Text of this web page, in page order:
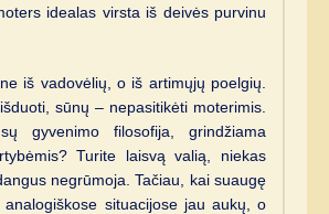
idealas virsta iš deivės purvinu
iš vadovėlių, o iš artimųjų poelgių.
sūnų – nepasitikėti moterimis.
gyvenimo filosofija, grindžiama
Turite laisvą valią, niekas
negrūmoja. Tačiau, kai suaugę
analogiškose situacijose jau aukų, o